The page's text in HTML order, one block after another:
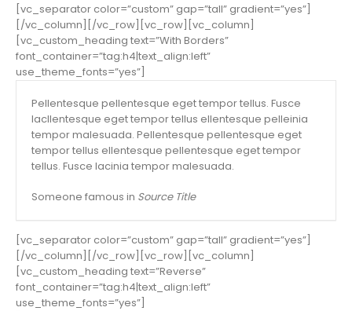
[vc_separator color=”custom” gap=”tall” gradient=”yes”]
[/vc_column][/vc_row][vc_row][vc_column]
[vc_custom_heading text=”With Borders”
font_container=”tag:h4|text_align:left”
use_theme_fonts=”yes”]
Pellentesque pellentesque eget tempor tellus. Fusce
lacllentesque eget tempor tellus ellentesque pelleinia
tempor malesuada. Pellentesque pellentesque eget
tempor tellus ellentesque pellentesque eget tempor
tellus. Fusce lacinia tempor malesuada.
Someone famous in Source Title
[vc_separator color=”custom” gap=”tall” gradient=”yes”]
[/vc_column][/vc_row][vc_row][vc_column]
[vc_custom_heading text=”Reverse”
font_container=”tag:h4|text_align:left”
use_theme_fonts=”yes”]